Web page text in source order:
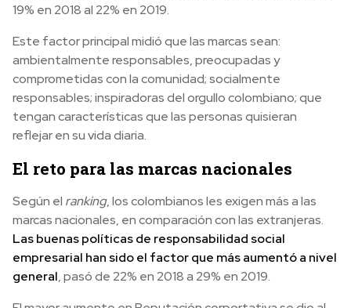
19% en 2018 al 22% en 2019.
Este factor principal midió que las marcas sean:
ambientalmente responsables, preocupadas y
comprometidas con la comunidad; socialmente
responsables; inspiradoras del orgullo colombiano; que
tengan características que las personas quisieran
reflejar en su vida diaria.
El reto para las marcas nacionales
Según el ranking, los colombianos les exigen más a las
marcas nacionales, en comparación con las extranjeras.
Las buenas políticas de responsabilidad social
empresarial han sido el factor que más aumentó a nivel
general, pasó de 22% en 2018 a 29% en 2019.